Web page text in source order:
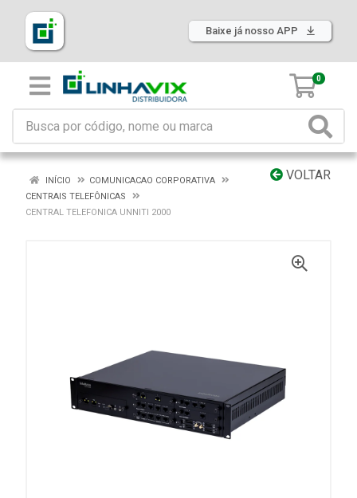
Baixe já nosso APP
0
VOLTAR
INÍCIO
COMUNICACAO CORPORATIVA
CENTRAIS TELEFÔNICAS
CENTRAL TELEFONICA UNNITI 2000